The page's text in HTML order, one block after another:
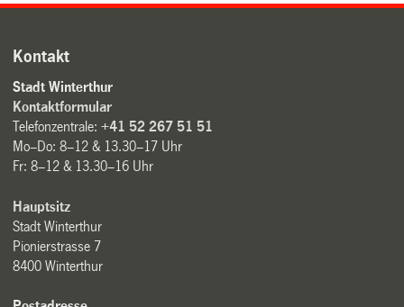
Kontakt
Stadt Winterthur
Kontaktformular
Telefonzentrale:+41 52 267 51 51
Mo–Do: 8–12 & 13.30–17 Uhr
Fr: 8–12 & 13.30–16 Uhr
Hauptsitz
Stadt Winterthur
Pionierstrasse 7
8400 Winterthur